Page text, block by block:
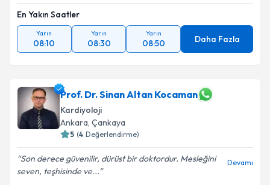
En Yakın Saatler
Yarın
08:10
Yarın
08:30
Yarın
08:50 Daha Fazla
Prof. Dr. Sinan Altan Kocaman
Kardiyoloji
Ankara, Çankaya
5 (4 Değerlendirme)
Son derece güvenilir, dürüst bir doktordur. Mesleğini
seven, teşhisinde ve...
Devamı